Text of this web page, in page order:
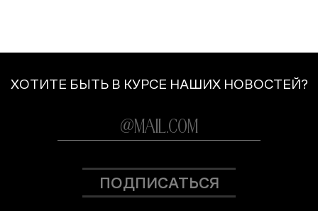
ХОТИТЕ БЫТЬ В КУРСЕ НАШИХ НОВОСТЕЙ?
ПОДПИСАТЬСЯ